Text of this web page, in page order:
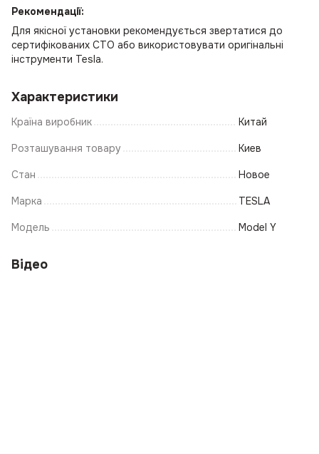
Рекомендації:
Для якісної установки рекомендується звертатися до
сертифікованих СТО або використовувати оригінальні
інструменти Tesla.
Характеристики
Країна виробник Китай
Розташування товару Киев
Стан Новое
Марка TESLA
Модель Model Y
Відео